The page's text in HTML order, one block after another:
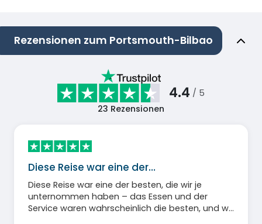
Rezensionen zum Portsmouth-Bilbao
4.4 / 5
23 Rezensionen
Diese Reise war eine der…
Diese Reise war eine der besten, die wir je
unternommen haben – das Essen und der
Service waren wahrscheinlich die besten, und wir